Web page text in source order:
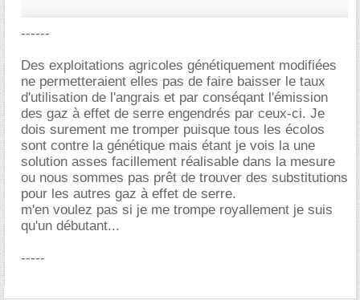
------
Des exploitations agricoles génétiquement modifiées
ne permetteraient elles pas de faire baisser le taux
d'utilisation de l'angrais et par conséqant l'émission
des gaz à effet de serre engendrés par ceux-ci. Je
dois surement me tromper puisque tous les écolos
sont contre la génétique mais étant je vois la une
solution asses facillement réalisable dans la mesure
ou nous sommes pas prêt de trouver des substitutions
pour les autres gaz à effet de serre.
m'en voulez pas si je me trompe royallement je suis
qu'un débutant...
-----